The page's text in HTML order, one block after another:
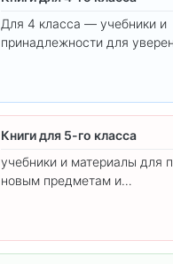
Для 4 класса — учебники и
принадлежности для
Книги для 5-го класса
учебники и материалы для
новым предметам и